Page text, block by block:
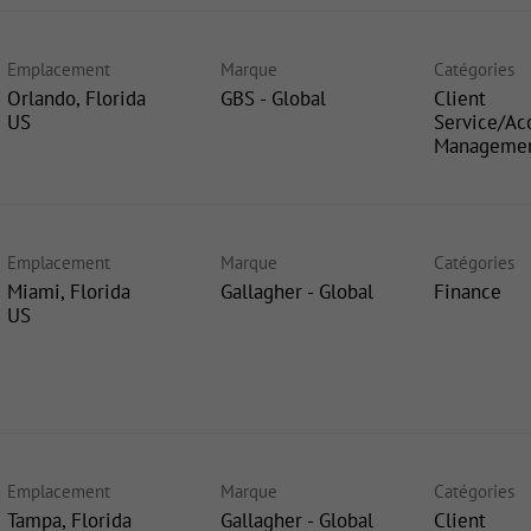
Emplacement
Orlando, Florida
Marque
GBS - Global
Catégories
Client
Service/
Emplacement
Miami, Florida
Marque
Gallagher - Global
Catégories
Finance
Emplacement
Tampa, Florida
Marque
Gallagher - Global
Catégories
Client